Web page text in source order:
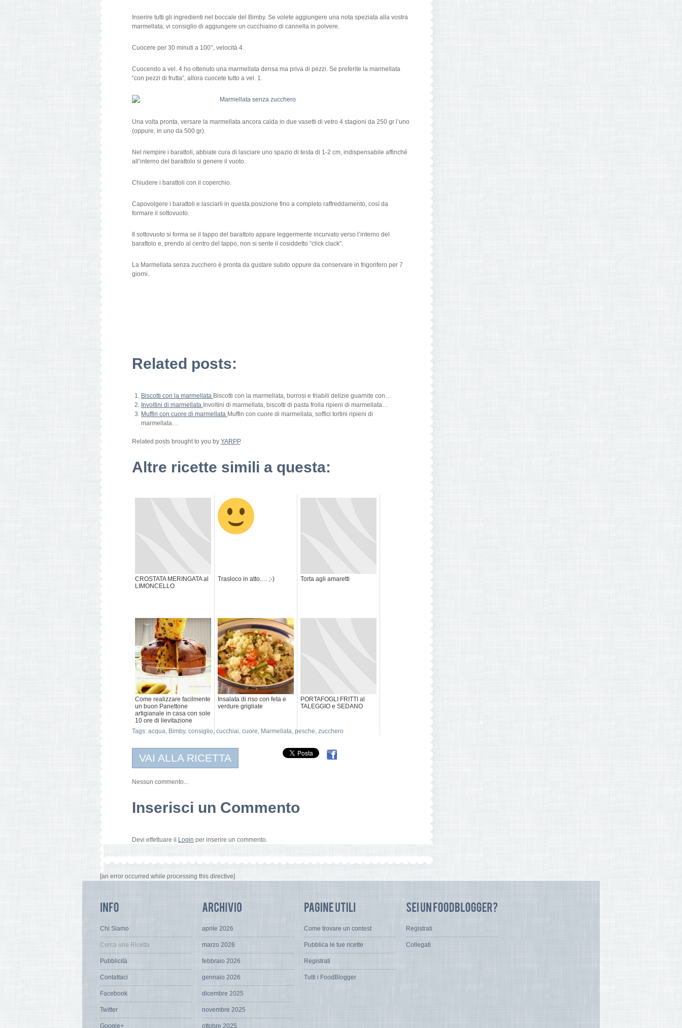
Inserire tutti gli ingredienti nel boccale del Bimby. Se volete aggiungere una nota speziata alla vostra
marmellata, vi consiglio di aggiungere un cucchiaino di cannella in polvere.
Cuocere per 30 minuti a 100°, velocità 4.
Cuocendo a vel. 4 ho ottenuto una marmellata densa ma priva di pezzi. Se preferite la marmellata
“con pezzi di frutta”, allora cuocete tutto a vel. 1.
Una volta pronta, versare la marmellata ancora calda in due vasetti di vetro 4 stagioni da 250 gr l’uno
(oppure, in uno da 500 gr).
Nel riempire i barattoli, abbiate cura di lasciare uno spazio di testa di 1-2 cm, indispensabile affinché
all’interno del barattolo si genere il vuoto.
Chiudere i barattoli con il coperchio.
Capovolgere i barattoli e lasciarli in questa posizione fino a completo raffreddamento, così da
formare il sottovuoto.
Il sottovuoto si forma se il tappo del barattolo appare leggermente incurvato verso l’interno del
barattolo e, prendo al centro del tappo, non si sente il cosiddetto “click clack”.
La Marmellata senza zucchero è pronta da gustare subito oppure da conservare in frigorifero per 7
giorni.
Related posts:
Biscotti con la marmellata Biscotti con la marmellata, burrosi e friabili delizie guarnite con…
Involtini di marmellata Involtini di marmellata, biscotti di pasta frolla ripieni di marmellata…
Muffin con cuore di marmellata Muffin con cuore di marmellata, soffici tortini ripieni di
marmellata…
Related posts brought to you by YARPP.
Altre ricette simili a questa:
CROSTATA MERINGATA al
LIMONCELLO
Trasloco in atto…. ;-) Torta agli amaretti
Come realizzare facilmente
un buon Panettone
artigianale in casa con sole
10 ore di lievitazione
Insalata di riso con feta e
verdure grigliate
PORTAFOGLI FRITTI al
TALEGGIO e SEDANO
Tags: acqua, Bimby, consiglio, cucchiai, cuore, Marmellata, pesche, zucchero
VAI ALLA RICETTA
Nessun commento...
Inserisci un Commento
Devi effettuare il Login per inserire un commento.
[an error occurred while processing this directive]
Chi Siamo
Cerca una Ricetta
Pubblicità
Contattaci
Facebook
Twitter
Google+
aprile 2026
marzo 2026
febbraio 2026
gennaio 2026
dicembre 2025
novembre 2025
ottobre 2025
Come trovare un contest
Pubblica le tue ricette
Registrati
Tutti i FoodBlogger
Registrati
Collegati